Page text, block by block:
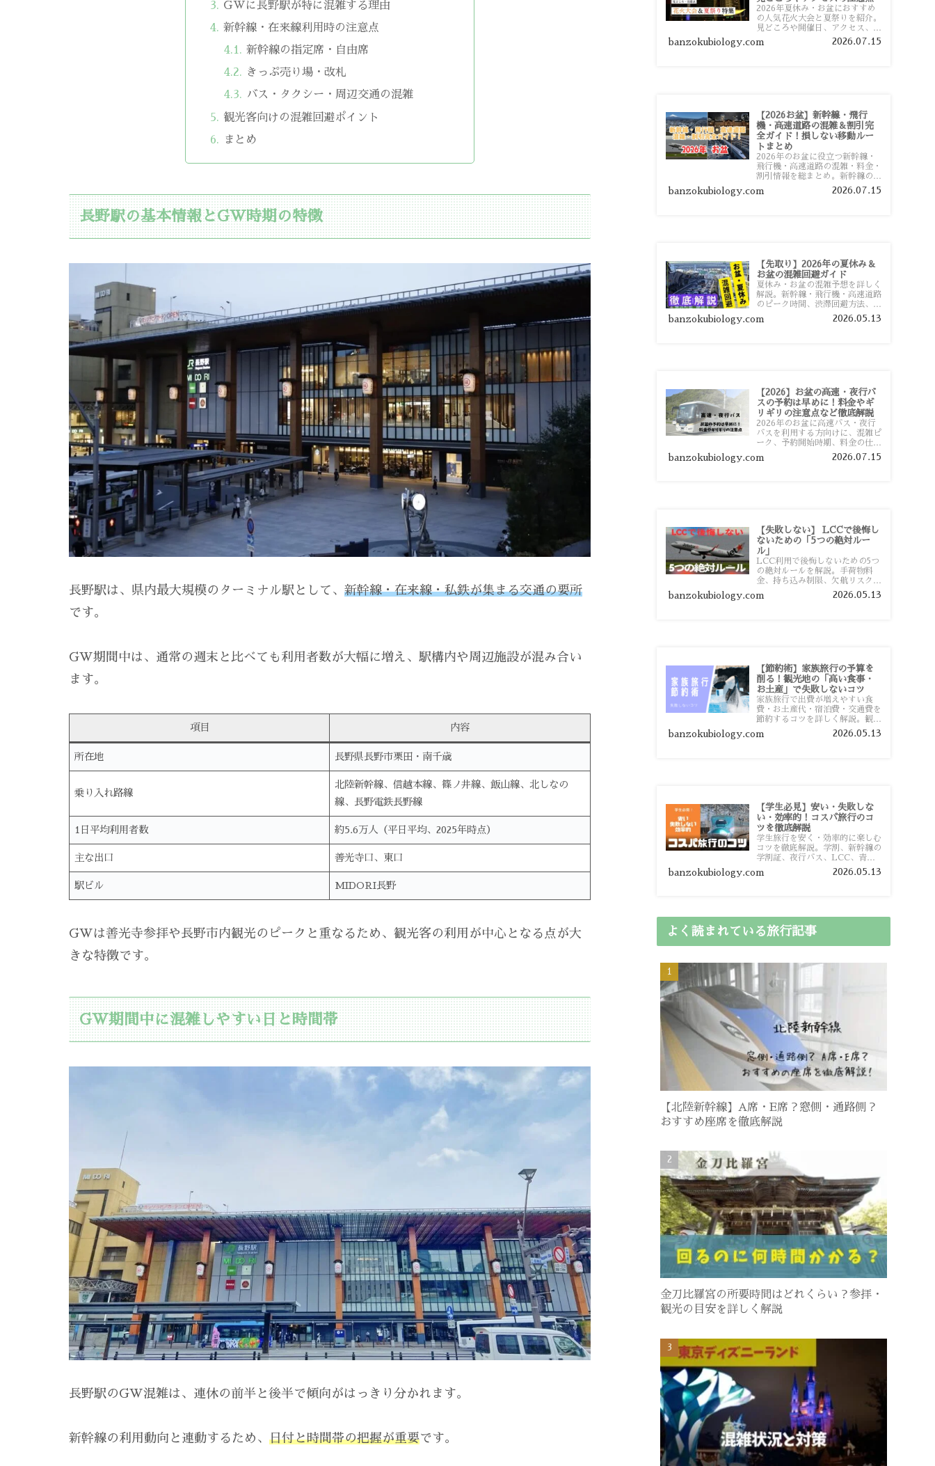
GWに長野駅が特に混雑する理由
新幹線・在来線利用時の注意点
新幹線の指定席・自由席
きっぷ売り場・改札
バス・タクシー・周辺交通の混雑
観光客向けの混雑回避ポイント
まとめ
長野駅の基本情報とGW時期の特徴
長野駅は、県内最大規模のターミナル駅として、 新幹線・在来線・私鉄が集まる交通の要所
です。
GW期間中は、通常の週末と比べても利用者数が大幅に増え、駅構内や周辺施設が混み合い
ます。
項目 内容
所在地 長野県長野市栗田・南千歳
乗り入れ路線
北陸新幹線、信越本線、篠ノ井線、飯山線、北しなの
線、長野電鉄長野線
1日平均利用者数 約5.6万人（平日平均、2025年時点）
主な出口 善光寺口、東口
駅ビル MIDORI長野
GWは善光寺参拝や長野市内観光のピークと重なるため、観光客の利用が中心となる点が大
きな特徴です。
GW期間中に混雑しやすい日と時間帯
長野駅のGW混雑は、連休の前半と後半で傾向がはっきり分かれます。
新幹線の利用動向と連動するため、 日付と時間帯の把握が重要です。
2026年夏休み・お盆におすすめ
の人気花火大会と夏祭りを紹介。
見どころや開催日、アクセス、混
雑対策、旅行前に知っておきたい
注意点をわかりやすく解説しま
banzokubiology.com 2026.07.15
【2026お盆】新幹線・飛行
機・高速道路の混雑＆割引完
全ガイド！損しない移動ルー
トまとめ
2026年のお盆に役立つ新幹線・
飛行機・高速道路の混雑・料金・
割引情報を総まとめ。新幹線の予
約や最繁忙期料金、飛行機を安く
予約するコツ、高速道路の休日割
banzokubiology.com 2026.07.15
【先取り】2026年の夏休み＆
お盆の混雑回避ガイド
夏休み・お盆の混雑予想を詳しく
解説。新幹線・飛行機・高速道路
のピーク時間、渋滞回避方法、混
雑しやすい観光地、交通手段別の
特徴まで旅行者向けに分かりやす
banzokubiology.com 2026.05.13
【2026】お盆の高速・夜行バ
スの予約は早めに！料金やギ
リギリの注意点など徹底解説
2026年のお盆に高速バス・夜行
バスを利用する方向けに、混雑ピ
ーク、予約開始時期、料金の仕組
み、キャンセル待ちのコツ、直前
予約の注意点まで詳しく解説しま
banzokubiology.com 2026.07.15
【失敗しない】 LCCで後悔し
ないための「5つの絶対ルー
ル」
LCC利用で後悔しないための5つ
の絶対ルールを解説。手荷物料
金、持ち込み制限、欠航リスク、
時間厳守など、格安航空会社を利
用する前に知っておきたい注意点
banzokubiology.com 2026.05.13
【節約術】家族旅行の予算を
削る！観光地の「高い食事・
お土産」で失敗しないコツ
家族旅行で出費が増えやすい食
費・お土産代・宿泊費・交通費を
節約するコツを詳しく解説。観光
地価格を避ける方法や、早割・ス
ーパー活用術、予算管理のポイン
banzokubiology.com 2026.05.13
【学生必見】安い・失敗しな
い・効率的！コスパ旅行のコ
ツを徹底解説
学生旅行を安く・効率的に楽しむ
コツを徹底解説。学割、新幹線の
学割証、夜行バス、LCC、青春
18きっぷ、レンタカー割り勘な
ど、学生向けの節約旅行術を詳し
banzokubiology.com 2026.05.13
よく読まれている旅行記事
【北陸新幹線】A席・E席？窓側・通路側？
おすすめ座席を徹底解説
金刀比羅宮の所要時間はどれくらい？参拝・
観光の目安を詳しく解説